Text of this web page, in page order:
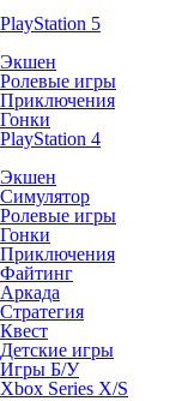
PlayStation 5
Экшен
Ролевые игры
Приключения
Гонки
PlayStation 4
Экшен
Симулятор
Ролевые игры
Гонки
Приключения
Файтинг
Аркада
Стратегия
Квест
Детские игры
Игры Б/У
Xbox Series X/S